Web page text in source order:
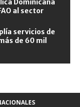
Dominicana
al sector
servicios de
de 60 mil